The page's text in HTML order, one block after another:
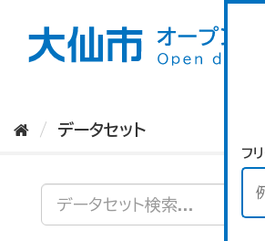
フ
データセット